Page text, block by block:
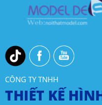
CÔNG TY TNHH
THIẾT KẾ